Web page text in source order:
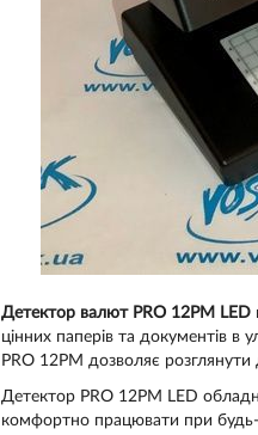
Детектор валют PRO 12PM LED
цінних паперів та документів в
PRO 12PM дозволяє розглянути
Детектор PRO 12PM LED
комфортно працювати при будь-